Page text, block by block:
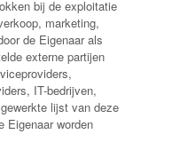
bij de exploitatie
marketing,
de Eigenaar als
externe partijen
IT-bedrijven,
lijst van deze
Eigenaar worden